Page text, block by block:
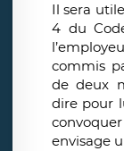
Il sera
4 du
commis
de deux
dire pour
envisage